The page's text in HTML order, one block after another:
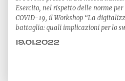
Esercito, nel rispetto delle norme
COVID-19, il Workshop “La
battaglia: quali implicazioni per lo
19.01.2022